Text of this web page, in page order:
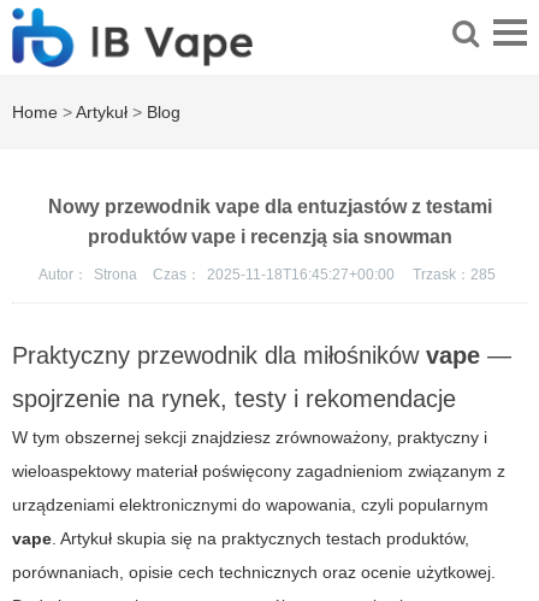
Home >Artykuł > Blog
Nowy przewodnik vape dla entuzjastów z testami
produktów vape i recenzją sia snowman
Autor： Strona Czas： 2025-11-18T16:45:27+00:00 Trzask： 285
Praktyczny przewodnik dla miłośników vape —
spojrzenie na rynek, testy i rekomendacje
W tym obszernej sekcji znajdziesz zrównoważony, praktyczny i
wieloaspektowy materiał poświęcony zagadnieniom związanym z
urządzeniami elektronicznymi do wapowania, czyli popularnym
vape. Artykuł skupia się na praktycznych testach produktów,
porównaniach, opisie cech technicznych oraz ocenie użytkowej.